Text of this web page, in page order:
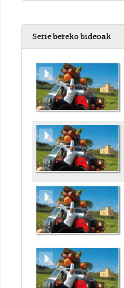
Serie bereko bideoak